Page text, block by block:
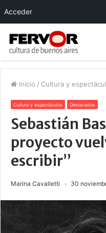
Inicio / Cultura y
Cultura y espectáculos Destacadas
Sebastián
proyecto
escribir”
Marina Cavalletti 30
Acceder